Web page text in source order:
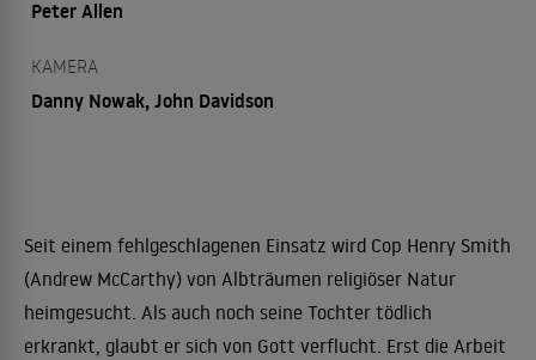
Peter Allen
KAMERA
Danny Nowak, John Davidson
Seit einem fehlgeschlagenen Einsatz wird Cop Henry Smith
(Andrew McCarthy) von Albträumen religiöser Natur
heimgesucht. Als auch noch seine Tochter tödlich
erkrankt, glaubt er sich von Gott verflucht. Erst die Arbeit